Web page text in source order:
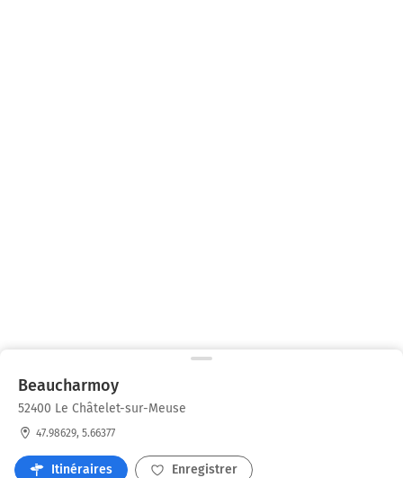
Beaucharmoy
52400 Le Châtelet-sur-Meuse
47.98629, 5.66377
Itinéraires Enregistrer